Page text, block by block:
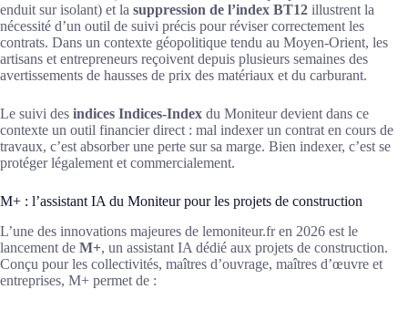
enduit sur isolant) et la suppression de l’index BT12 illustrent la
nécessité d’un outil de suivi précis pour réviser correctement les
contrats. Dans un contexte géopolitique tendu au Moyen-Orient, les
artisans et entrepreneurs reçoivent depuis plusieurs semaines des
avertissements de hausses de prix des matériaux et du carburant.
Le suivi des indices Indices-Index du Moniteur devient dans ce
contexte un outil financier direct : mal indexer un contrat en cours de
travaux, c’est absorber une perte sur sa marge. Bien indexer, c’est se
protéger légalement et commercialement.
M+ : l’assistant IA du Moniteur pour les projets de construction
L’une des innovations majeures de lemoniteur.fr en 2026 est le
lancement de M+, un assistant IA dédié aux projets de construction.
Conçu pour les collectivités, maîtres d’ouvrage, maîtres d’œuvre et
entreprises, M+ permet de :